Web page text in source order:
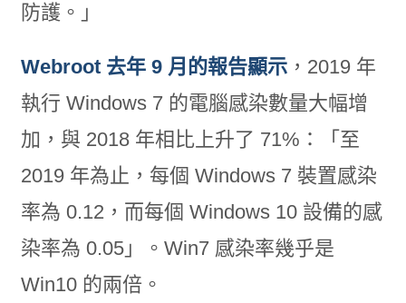
防護。」
Webroot 去年 9 月的報告顯示，2019 年
執行 Windows 7 的電腦感染數量大幅增
加，與 2018 年相比上升了 71%：「至
2019 年為止，每個 Windows 7 裝置感染
率為 0.12，而每個 Windows 10 設備的感
染率為 0.05」。Win7 感染率幾乎是
Win10 的兩倍。